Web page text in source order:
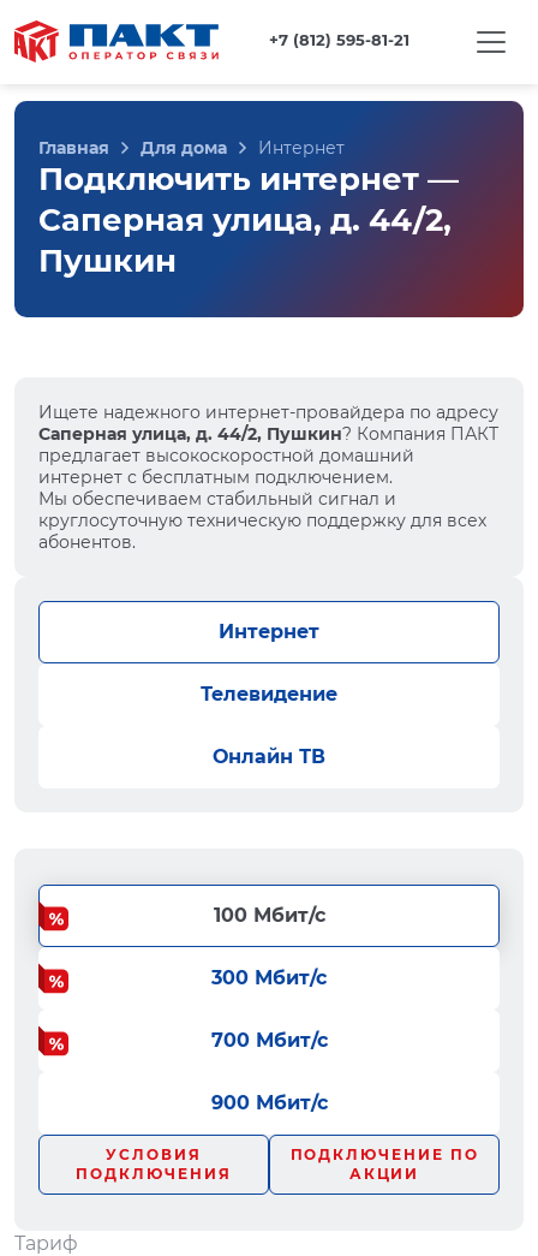
+7 (812) 595-81-21
Главная Для дома Интернет
Подключить интернет —
Саперная улица, д. 44/2,
Пушкин
Ищете надежного интернет-провайдера по адресу
Саперная улица, д. 44/2, Пушкин? Компания ПАКТ
предлагает высокоскоростной домашний
интернет с бесплатным подключением.
Мы обеспечиваем стабильный сигнал и
круглосуточную техническую поддержку для всех
абонентов.
Интернет
Телевидение
Онлайн ТВ
100 Мбит/с
300 Мбит/с
700 Мбит/с
900 Мбит/с
УСЛОВИЯ
ПОДКЛЮЧЕНИЯ
ПОДКЛЮЧЕНИЕ ПО
АКЦИИ
Тариф